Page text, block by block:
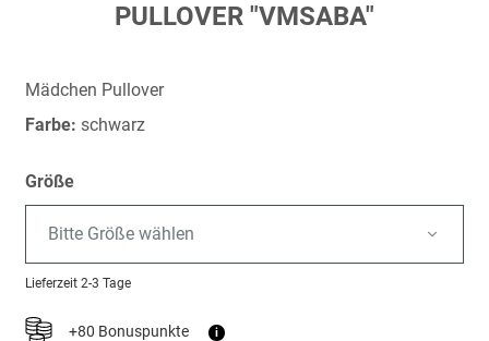
springen
PULLOVER "VMSABA"
Mädchen Pullover
Farbe: schwarz
Größe
Bitte Größe wählen
Lieferzeit 2-3 Tage
+80 Bonuspunkte i